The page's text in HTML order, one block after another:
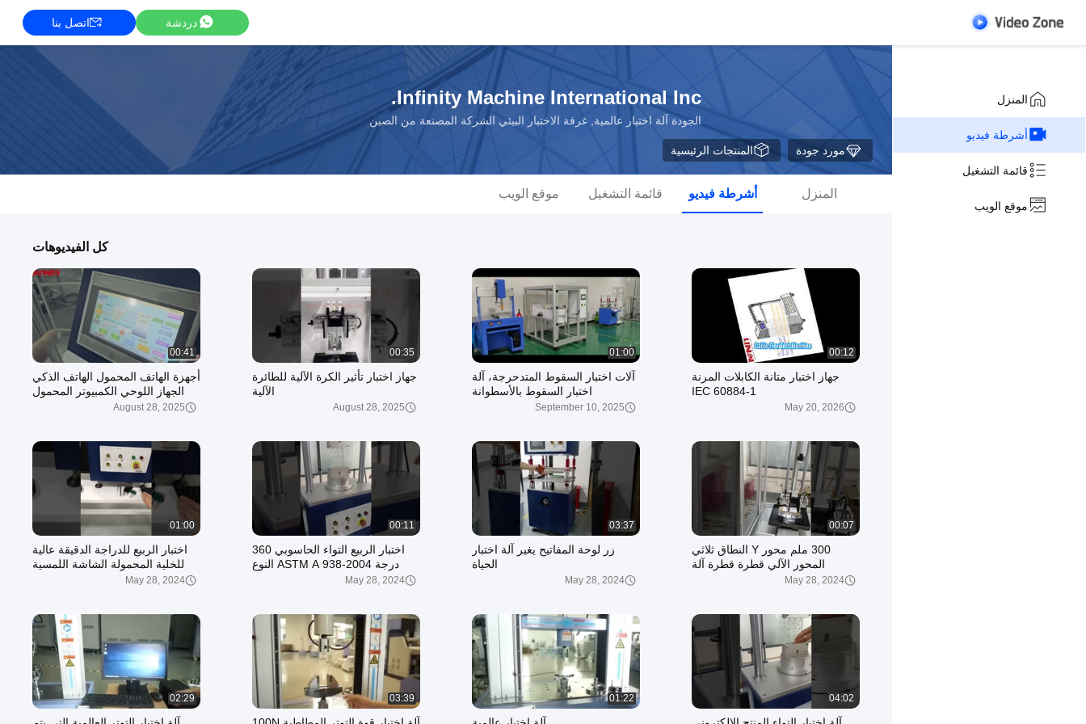
دردشة اتصل بنا
المنزل
أشرطة فيديو
قائمة التشغيل
موقع الويب
Infinity Machine International Inc.
الجودة آلة اختبار عالمية, غرفة الاختبار البيئي الشركة المصنعة من الصين
مورد جودة المنتجات الرئيسية
المنزل أشرطة فيديو قائمة التشغيل موقع الويب
كل الفيديوهات
00:12
جهاز اختبار متانة الكابلات المرنة
IEC 60884-1
May 20, 2026
01:00
آلات اختبار السقوط المتدحرجة، آلة
اختبار السقوط بالأسطوانة
المتدحرجة، IEC 60068-2-31، IECSeptember 10, 2025
00:35
جهاز اختبار تأثير الكرة الآلية للطائرة
الآلية
August 28, 2025
00:41
أجهزة الهاتف المحمول الهاتف الذكي
الجهاز اللوحي الكمبيوتر المحمول
August 28, 2025
00:07
300 ملم محور Y النطاق ثلاثي
المحور الآلي قطرة قطرة آلة
للاختبار تأثير الهاتف المحمول
May 28, 2024
03:37
زر لوحة المفاتيح يغير آلة اختبار
الحياة
May 28, 2024
00:11
اختبار الربيع التواء الحاسوبي 360
درجة ASTM A 938-2004 النوع
May 28, 2024
01:00
اختبار الربيع للدراجة الدقيقة عالية
للخلية المحمولة الشاشة اللمسية
May 28, 2024
04:02
01:22
03:39
02:29